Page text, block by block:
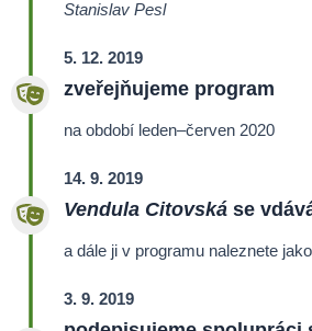
Stanislav Pesl
5. 12. 2019
zveřejňujeme program
na období leden–červen 2020
14. 9. 2019
Vendula Citovská se
a dále ji v programu naleznete jako
3. 9. 2019